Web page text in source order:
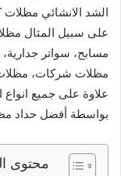
الشد الانشائي مظلات
على سبيل المثال
مسابح، سواتر
مظلات شركات،
علاوة على جميع انواع
بواسطة أفضل حداد
محتوى